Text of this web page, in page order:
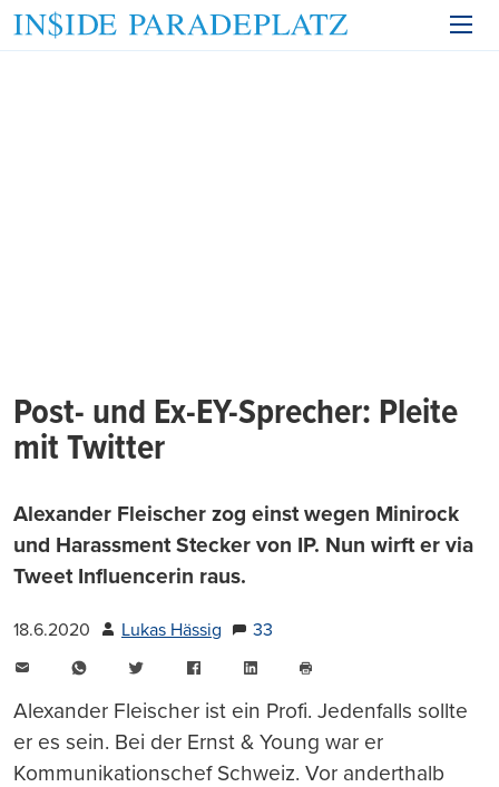
Post- und Ex-EY-Sprecher: Pleite
mit Twitter
Alexander Fleischer zog einst wegen Minirock
und Harassment Stecker von IP. Nun wirft er via
Tweet Influencerin raus.
18.6.2020 Lukas Hässig
33
WhatsAppTwitter FacebookLinkedIn
drucken
Alexander Fleischer ist ein Profi. Jedenfalls sollte
er es sein. Bei der Ernst & Young war er
Kommunikationschef Schweiz. Vor anderthalb